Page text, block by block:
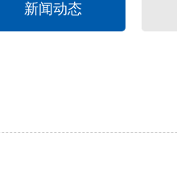
新闻动态